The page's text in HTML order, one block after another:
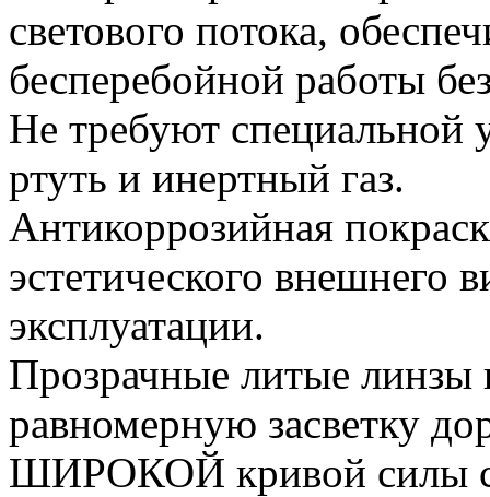
светового потока,
бесперебойной работы
Не требуют специальной
ртуть и инертный газ.
Антикоррозийная
эстетического внешнего
эксплуатации.
Прозрачные литые линзы
равномерную засветку
ШИРОКОЙ кривой силы